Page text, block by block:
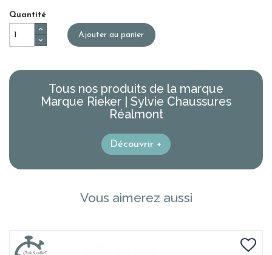
Quantité
Ajouter au panier
Tous nos produits de la marque
Marque Rieker | Sylvie Chaussures
Réalmont
Découvrir +
Vous aimerez aussi